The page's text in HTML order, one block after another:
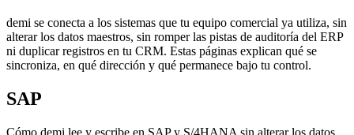
demi se conecta a los sistemas que tu equipo comercial ya utiliza, sin
alterar los datos maestros, sin romper las pistas de auditoría del ERP
ni duplicar registros en tu CRM. Estas páginas explican qué se
sincroniza, en qué dirección y qué permanece bajo tu control.
SAP
Cómo demi lee y escribe en SAP y S/4HANA sin alterar los datos